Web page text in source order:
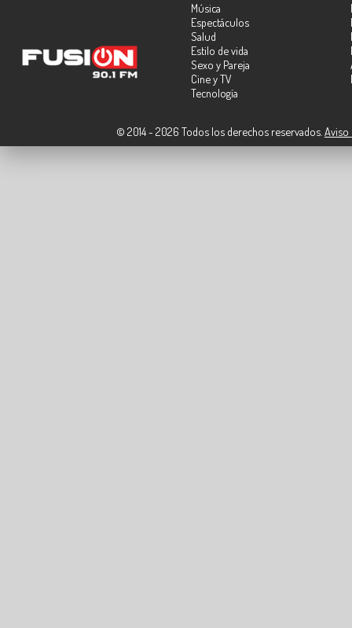
Música
Espectáculos
Salud
Estilo de vida
Sexo y Pareja
Cine y TV
Tecnología
© 2014 - 2026 Todos los derechos reservados. Aviso